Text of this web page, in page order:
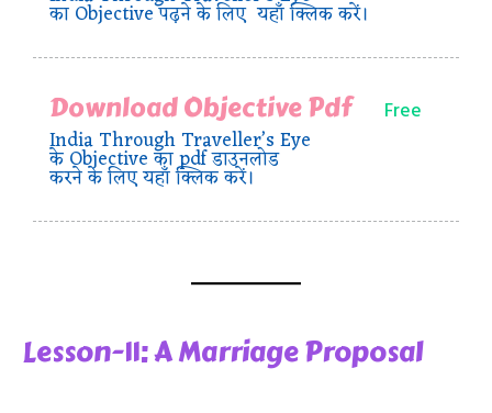
का Objective पढ़ने के लिए यहाँ क्लिक करें।
Download Objective Pdf
India Through Traveller’s Eye
के Objective का pdf डाउनलोड
करने के लिए यहाँ क्लिक करें।
Free
Lesson-11: A Marriage Proposal